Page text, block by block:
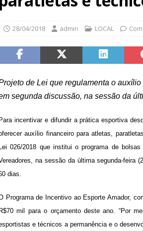
28/04/2018 admin LOCAL
de Lei que regulamenta o
segunda discussão, na sessão da
Para incentivar e difundir a prática esportiva
auxílio financeiro para atletas,
Lei 026/2018 que institui o programa de
na sessão da última segunda-feira
dias.
Programa de Incentivo ao Esporte Amador,
R$70 mil para o orçamento deste ano. “Por
e técnicos a permanência e o